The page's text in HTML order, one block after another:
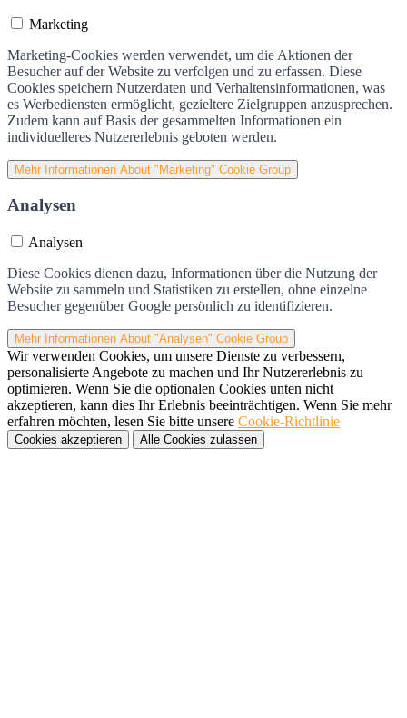
Marketing
Marketing-Cookies werden verwendet, um die Aktionen der
Besucher auf der Website zu verfolgen und zu erfassen. Diese
Cookies speichern Nutzerdaten und Verhaltensinformationen, was
es Werbediensten ermöglicht, gezieltere Zielgruppen anzusprechen.
Zudem kann auf Basis der gesammelten Informationen ein
individuelleres Nutzererlebnis geboten werden.
Mehr Informationen About "Marketing" Cookie Group
Analysen
Analysen
Diese Cookies dienen dazu, Informationen über die Nutzung der
Website zu sammeln und Statistiken zu erstellen, ohne einzelne
Besucher gegenüber Google persönlich zu identifizieren.
Mehr Informationen About "Analysen" Cookie Group
Wir verwenden Cookies, um unsere Dienste zu verbessern,
personalisierte Angebote zu machen und Ihr Nutzererlebnis zu
optimieren. Wenn Sie die optionalen Cookies unten nicht
akzeptieren, kann dies Ihr Erlebnis beeinträchtigen. Wenn Sie mehr
erfahren möchten, lesen Sie bitte unsere Cookie-Richtlinie
Cookies akzeptieren Alle Cookies zulassen